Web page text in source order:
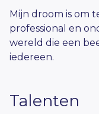
Mijn droom is om
professional en
wereld die een
iedereen.
Talenten